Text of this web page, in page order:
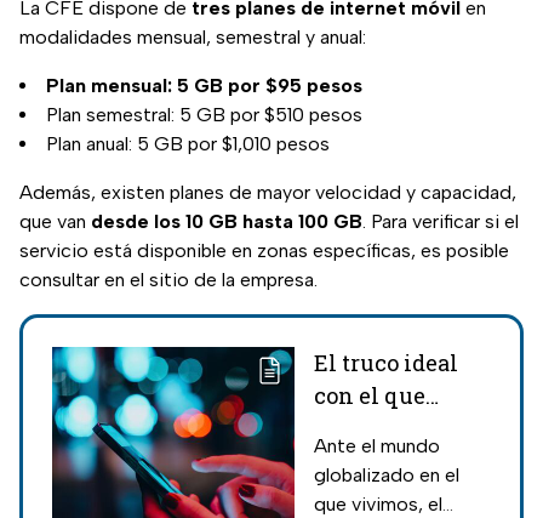
La CFE dispone de tres planes de internet móvil en
modalidades mensual, semestral y anual:
Plan mensual: 5 GB por $95 pesos
Plan semestral: 5 GB por $510 pesos
Plan anual: 5 GB por $1,010 pesos
Además, existen planes de mayor velocidad y capacidad,
que van desde los 10 GB hasta 100 GB. Para verificar si el
servicio está disponible en zonas específicas, es posible
consultar en el sitio de la empresa.
El truco ideal
con el que
internet sin
Wifi y sin cable
Ante el mundo
globalizado en el
que vivimos, el